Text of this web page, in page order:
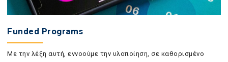
Funded Programs
Με την λέξη αυτή, εννοούμε την υλοποίηση, σε καθορισμένο